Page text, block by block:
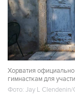
Хорватия
гимнасткам для
Фото: Jay L Clendenin/